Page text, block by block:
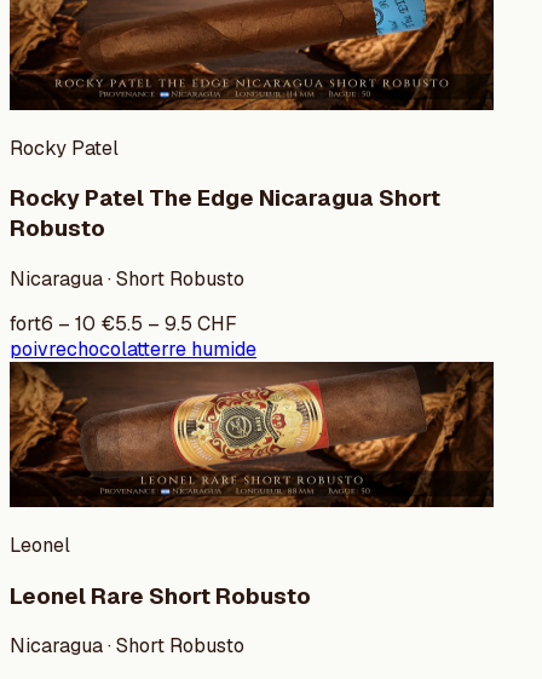
Rocky Patel
Rocky Patel The Edge Nicaragua Short
Robusto
Nicaragua · Short Robusto
fort6 – 10 €5.5 – 9.5 CHF
poivrechocolatterre humide
Leonel
Leonel Rare Short Robusto
Nicaragua · Short Robusto